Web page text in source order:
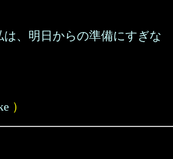
は、明日からの準備にすぎな
）